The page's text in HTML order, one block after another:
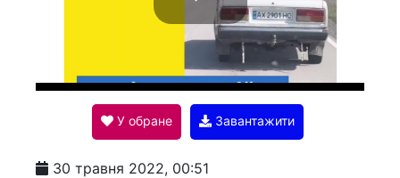
P
l
a
У обране Завантажити
30 травня 2022, 00:51